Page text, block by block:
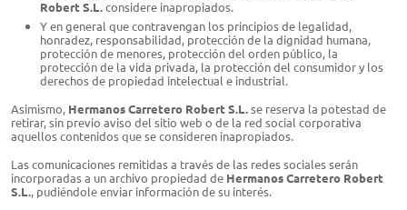
Robert S.L.considere inapropiados.
Y en general que contravengan los principios de legalidad,
honradez, responsabilidad, protección de la dignidad humana,
protección de menores, protección del orden público, la
protección de la vida privada, la protección del consumidor y los
derechos de propiedad intelectual e industrial.
Asimismo, Hermanos Carretero Robert S.L.se reserva la potestad de
retirar, sin previo aviso del sitio web o de la red social corporativa
aquellos contenidos que se consideren inapropiados.
Las comunicaciones remitidas a través de las redes sociales serán
incorporadas a un archivo propiedad de Hermanos Carretero Robert
S.L., pudiéndole enviar información de su interés.